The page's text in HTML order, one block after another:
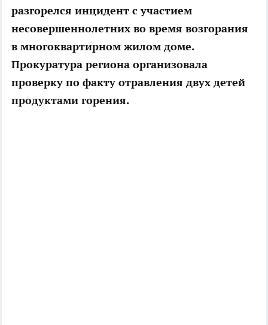
разгорелся инцидент с участием
несовершеннолетних во время возгорания
в многоквартирном жилом доме.
Прокуратура региона организовала
проверку по факту отравления двух детей
продуктами горения.